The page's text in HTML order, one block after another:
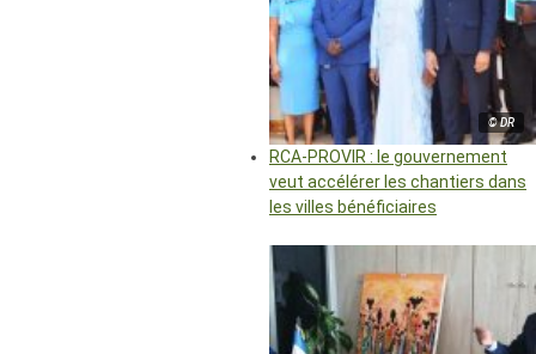
© DR
RCA-PROVIR : le gouvernement
veut accélérer les chantiers dans
les villes bénéficiaires